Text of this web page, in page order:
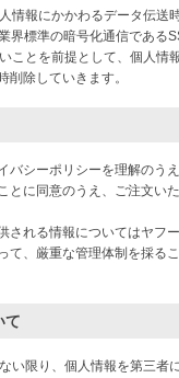
情報にかかわるデータ伝送
界標準の暗号化通信である
ことを前提として、個人情
削除していきます。
バシーポリシーを理解のう
とに同意のうえ、ご注文い
される情報についてはヤフ
て、厳重な管理体制を採る
て
い限り、個人情報を第三者